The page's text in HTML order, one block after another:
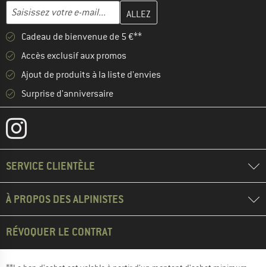
Adresse e-mail
Entrez votre adresse e-mail ici et créez votre compte client à la
Cadeau de bienvenue de 5 €**
Accès exclusif aux promos
Ajout de produits à la liste d'envies
Surprise d'anniversaire
SERVICE CLIENTÈLE
À PROPOS DES ALPINISTES
RÉVOQUER LE CONTRAT